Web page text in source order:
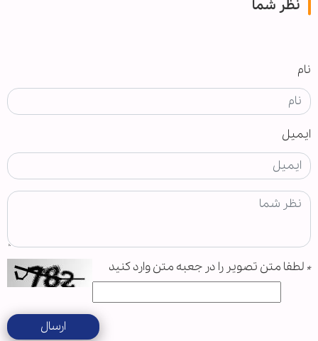
نظر شما
نام
ایمیل
* لطفا متن تصویر را در جعبه متن وارد کنید
ارسال